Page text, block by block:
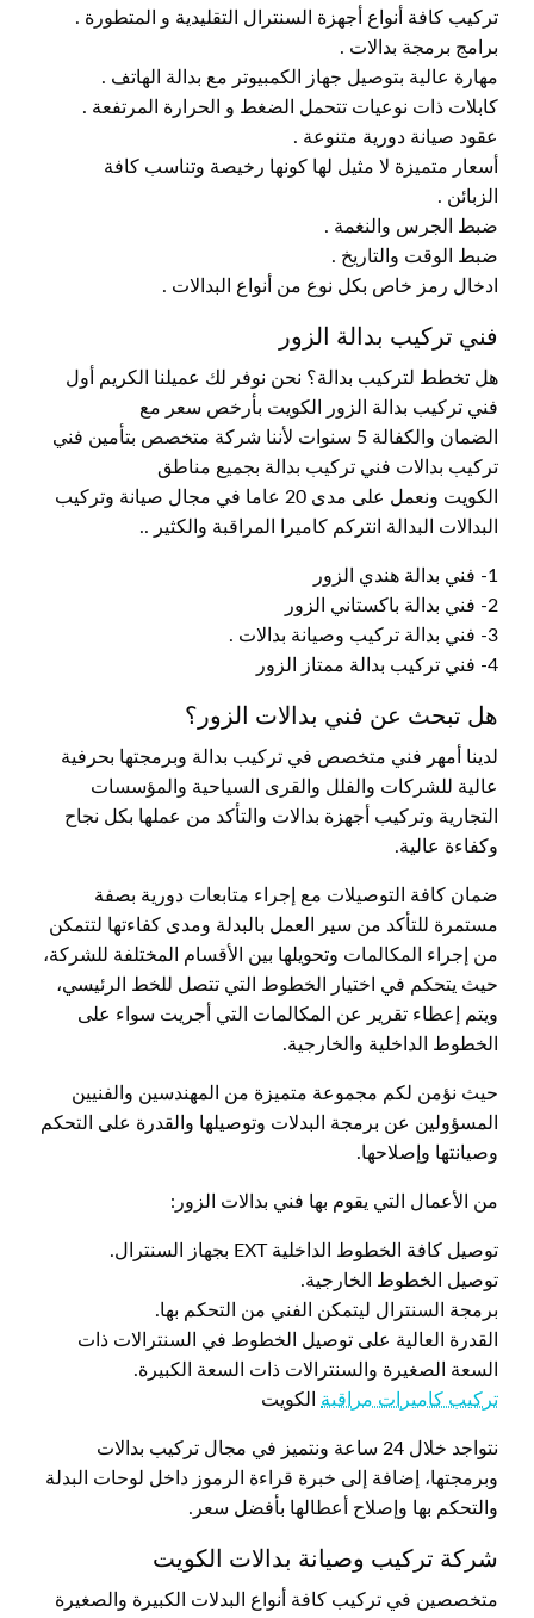
تركيب كافة أنواع أجهزة السنترال التقليدية و المتطورة .
برامج برمجة بدالات .
مهارة عالية بتوصيل جهاز الكمبيوتر مع بدالة الهاتف .
كابلات ذات نوعيات تتحمل الضغط و الحرارة المرتفعة .
عقود صيانة دورية متنوعة .
أسعار متميزة لا مثيل لها كونها رخيصة وتناسب كافة
الزبائن .
ضبط الجرس والنغمة .
ضبط الوقت والتاريخ .
ادخال رمز خاص بكل نوع من أنواع البدالات .
فني تركيب بدالة الزور
هل تخطط لتركيب بدالة؟ نحن نوفر لك عميلنا الكريم أول
فني تركيب بدالة الزور الكويت بأرخص سعر مع
الضمان والكفالة 5 سنوات لأننا شركة متخصص بتأمين فني
تركيب بدالات فني تركيب بدالة بجميع مناطق
الكويت ونعمل على مدى 20 عاما في مجال صيانة وتركيب
البدالات البدالة انتركم كاميرا المراقبة والكثير ..
1- فني بدالة هندي الزور
2- فني بدالة باكستاني الزور
3- فني بدالة تركيب وصيانة بدالات .
4- فني تركيب بدالة ممتاز الزور
هل تبحث عن فني بدالات الزور؟
لدينا أمهر فني متخصص في تركيب بدالة وبرمجتها بحرفية
عالية للشركات والفلل والقرى السياحية والمؤسسات
التجارية وتركيب أجهزة بدالات والتأكد من عملها بكل نجاح
وكفاءة عالية.
ضمان كافة التوصيلات مع إجراء متابعات دورية بصفة
مستمرة للتأكد من سير العمل بالبدلة ومدى كفاءتها لتتمكن
من إجراء المكالمات وتحويلها بين الأقسام المختلفة للشركة،
حيث يتحكم في اختيار الخطوط التي تتصل للخط الرئيسي،
ويتم إعطاء تقرير عن المكالمات التي أجريت سواء على
الخطوط الداخلية والخارجية.
حيث نؤمن لكم مجموعة متميزة من المهندسين والفنيين
المسؤولين عن برمجة البدلات وتوصيلها والقدرة على التحكم
وصيانتها وإصلاحها.
من الأعمال التي يقوم بها فني بدالات الزور:
توصيل كافة الخطوط الداخلية EXT بجهاز السنترال.
توصيل الخطوط الخارجية.
برمجة السنترال ليتمكن الفني من التحكم بها.
القدرة العالية على توصيل الخطوط في السنترالات ذات
السعة الصغيرة والسنترالات ذات السعة الكبيرة.
تركيب كاميرات مراقبة الكويت
نتواجد خلال 24 ساعة ونتميز في مجال تركيب بدالات
وبرمجتها، إضافة إلى خبرة قراءة الرموز داخل لوحات البدلة
والتحكم بها وإصلاح أعطالها بأفضل سعر.
شركة تركيب وصيانة بدالات الكويت
متخصصين في تركيب كافة أنواع البدلات الكبيرة والصغيرة